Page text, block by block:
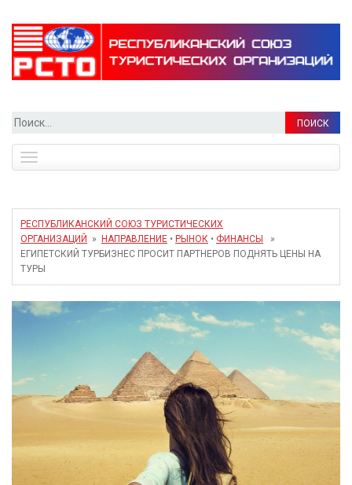
Найти:
navigation
РЕСПУБЛИКАНСКИЙ СОЮЗ ТУРИСТИЧЕСКИХ
ОРГАНИЗАЦИЙ
» НАПРАВЛЕНИЕ • РЫНОК • ФИНАНСЫ
»
ЕГИПЕТСКИЙ ТУРБИЗНЕС ПРОСИТ ПАРТНЕРОВ ПОДНЯТЬ ЦЕНЫ НА
ТУРЫ